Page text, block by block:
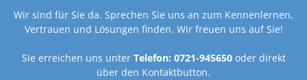
Wir sind für Sie da. Sprechen Sie uns an zum Kennenlernen,
Vertrauen und Lösungen finden. Wir freuen uns auf Sie!
Sie erreichen uns unter Telefon: 0721-945650oder direkt
über den Kontaktbutton.